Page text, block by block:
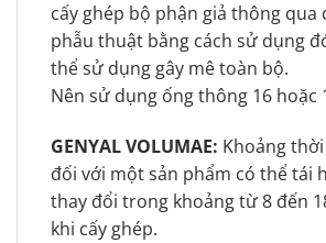
cấy ghép bộ phận giả thông qua
phẫu thuật bằng cách sử dụng
thể sử dụng gây mê toàn bộ.
Nên sử dụng ống thông 16 hoặc
GENYAL VOLUMAE: Khoảng
đối với một sản phẩm có thể tái
thay đổi trong khoảng từ 8 đến
khi cấy ghép.